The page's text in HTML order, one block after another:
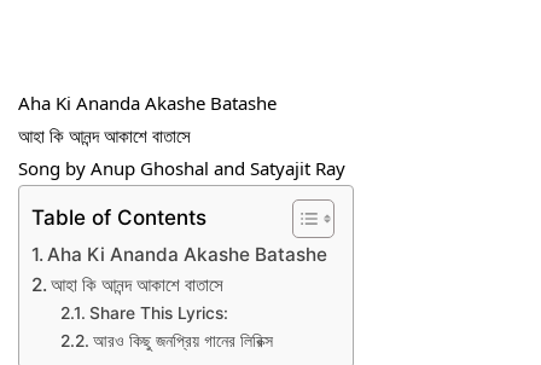
Aha Ki Ananda Akashe Batashe
আহা কি আনন্দ আকাশে বাতাসে
Song by Anup Ghoshal and Satyajit Ray
Table of Contents
Aha Ki Ananda Akashe Batashe
আহা কি আনন্দ আকাশে বাতাসে
Share This Lyrics:
আরও কিছু জনপ্রিয় গানের লিরিক্স